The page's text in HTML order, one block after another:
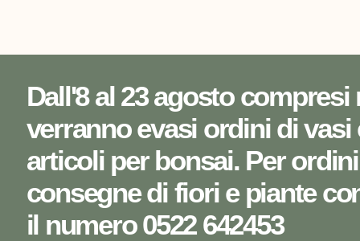
Dall'8 al 23 agosto compresi
verranno evasi ordini di vasi
articoli per bonsai. Per
consegne di fiori e piante
il numero 0522 642453